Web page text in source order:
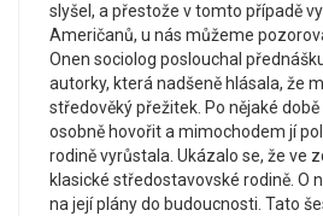
slyšel, a přestože v tomto případě
Američanů, u nás můžeme
Onen sociolog poslouchal
autorky, která nadšeně hlásala, že
středověký přežitek. Po nějaké
osobně hovořit a mimochodem jí
rodině vyrůstala. Ukázalo se, že ve
klasické středostavovské rodině. O
na její plány do budoucnosti. Tato